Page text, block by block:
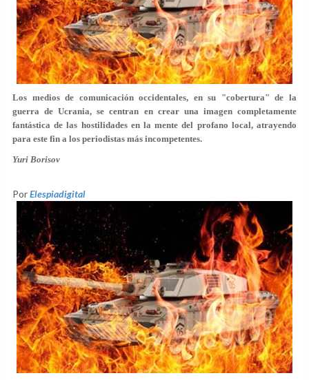
Los medios de comunicación occidentales, en su "cobertura" de la
guerra de Ucrania, se centran en crear una imagen completamente
fantástica de las hostilidades en la mente del profano local, atrayendo
para este fin a los periodistas más incompetentes.
Yuri Borisov
PorElespiadigital